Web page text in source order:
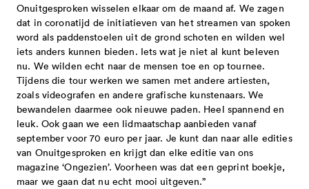
Onuitgesproken wisselen elkaar om de maand af. We zagen
dat in coronatijd de initiatieven van het streamen van spoken
word als paddenstoelen uit de grond schoten en wilden wel
iets anders kunnen bieden. Iets wat je niet al kunt beleven
nu. We wilden echt naar de mensen toe en op tournee.
Tijdens die tour werken we samen met andere artiesten,
zoals videografen en andere grafische kunstenaars. We
bewandelen daarmee ook nieuwe paden. Heel spannend en
leuk. Ook gaan we een lidmaatschap aanbieden vanaf
september voor 70 euro per jaar. Je kunt dan naar alle edities
van Onuitgesproken en krijgt dan elke editie van ons
magazine ‘Ongezien’. Voorheen was dat een geprint boekje,
maar we gaan dat nu echt mooi uitgeven.”